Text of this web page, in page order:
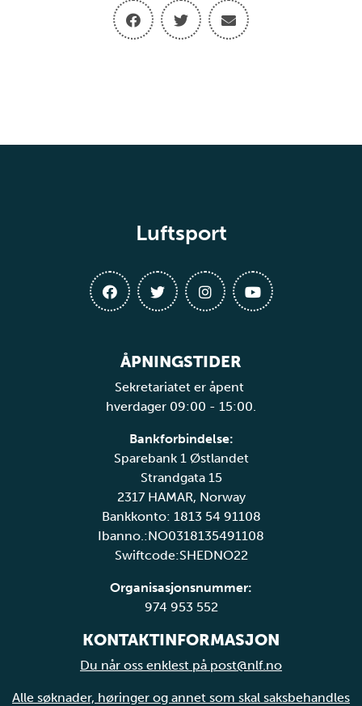
Luftsport
ÅPNINGSTIDER
Sekretariatet er åpent
hverdager 09:00 - 15:00.
Bankforbindelse:
Sparebank 1 Østlandet
Strandgata 15
2317 HAMAR, Norway
Bankkonto: 1813 54 91108
Ibanno.:NO0318135491108
Swiftcode:SHEDNO22
Organisasjonsnummer:
974 953 552
KONTAKTINFORMASJON
Du når oss enklest på post@nlf.no
Alle søknader, høringer og annet som skal saksbehandles